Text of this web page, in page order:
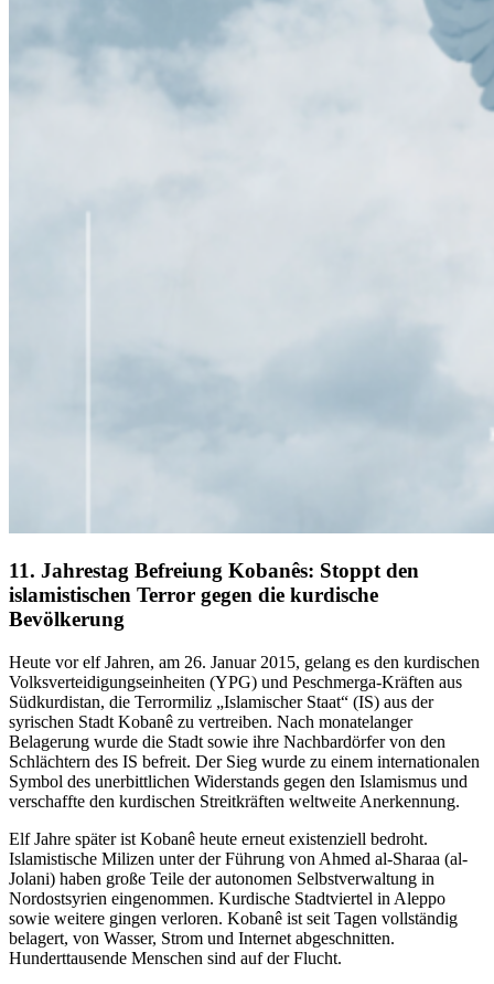
11. Jahrestag Befreiung Kobanês: Stoppt den
islamistischen Terror gegen die kurdische
Bevölkerung
Heute vor elf Jahren, am 26. Januar 2015, gelang es den kurdischen
Volksverteidigungseinheiten (YPG) und Peschmerga-Kräften aus
Südkurdistan, die Terrormiliz „Islamischer Staat“ (IS) aus der
syrischen Stadt Kobanê zu vertreiben. Nach monatelanger
Belagerung wurde die Stadt sowie ihre Nachbardörfer von den
Schlächtern des IS befreit. Der Sieg wurde zu einem internationalen
Symbol des unerbittlichen Widerstands gegen den Islamismus und
verschaffte den kurdischen Streitkräften weltweite Anerkennung.
Elf Jahre später ist Kobanê heute erneut existenziell bedroht.
Islamistische Milizen unter der Führung von Ahmed al-Sharaa (al-
Jolani) haben große Teile der autonomen Selbstverwaltung in
Nordostsyrien eingenommen. Kurdische Stadtviertel in Aleppo
sowie weitere gingen verloren. Kobanê ist seit Tagen vollständig
belagert, von Wasser, Strom und Internet abgeschnitten.
Hunderttausende Menschen sind auf der Flucht.